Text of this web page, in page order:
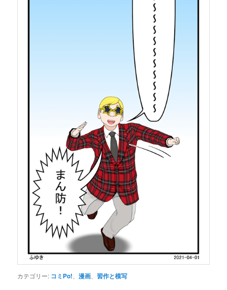
カテゴリー: コミPo! 、漫画 、習作と模写